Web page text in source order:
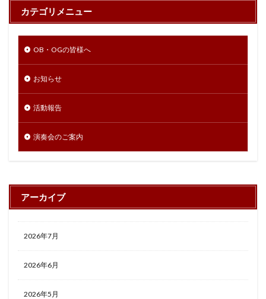
カテゴリメニュー
OB・OGの皆様へ
お知らせ
活動報告
演奏会のご案内
アーカイブ
2026年7月
2026年6月
2026年5月